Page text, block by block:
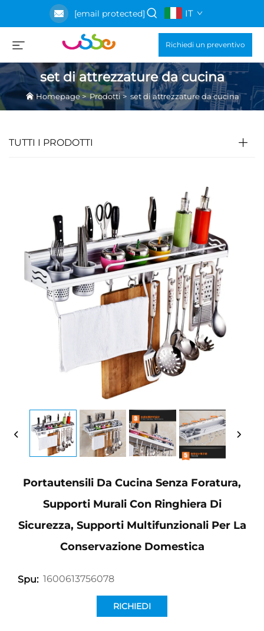
[email protected] IT
Richiedi un preventivo
set di attrezzature da cucina
Homepage>Prodotti> set di attrezzature da cucina
TUTTI I PRODOTTI
Portautensili Da Cucina Senza Foratura,
Supporti Murali Con Ringhiera Di
Sicurezza, Supporti Multifunzionali Per La
Conservazione Domestica
Spu: 1600613756078
RICHIEDI